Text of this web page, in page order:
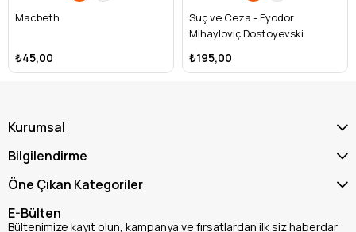
Macbeth
₺45,00
Suç ve Ceza - Fyodor
Mihayloviç Dostoyevski
₺195,00
Kurumsal
Bilgilendirme
Öne Çıkan Kategoriler
E-Bülten
Bültenimize kayıt olun, kampanya ve fırsatlardan ilk siz haberdar